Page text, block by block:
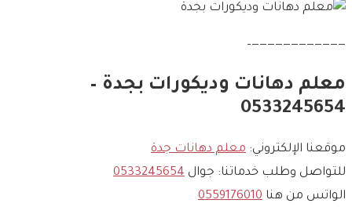
————————————–
معلم دهانات وديكورات بجدة –
0533245654
موقعنا الإلكتروني: معلم دهانات جدة
للتواصل وطلب خدماتنا: جوال 0533245654
الواتس من هنا 0559176010